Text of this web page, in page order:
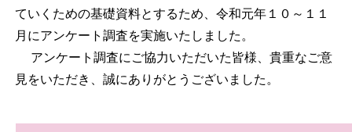
ていくための基礎資料とするため、令和元年１０～１１
月にアンケート調査を実施いたしました。
アンケート調査にご協力いただいた皆様、貴重なご意
見をいただき、誠にありがとうございました。